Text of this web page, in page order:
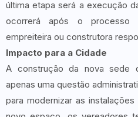
última etapa será a execução
ocorrerá após o processo
empreiteira ou construtora
Impacto para a Cidade
A construção da nova sede
apenas uma questão
para modernizar as